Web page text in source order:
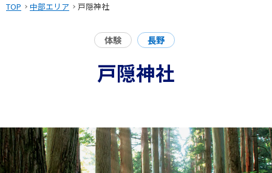
行き先
TOP 中部エリア 戸隠神社
体験 長野
戸隠神社